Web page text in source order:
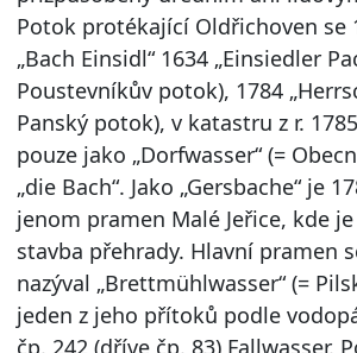
Potok protékající Oldřichoven se
„Bach Einsidl“ 1634 „Einsiedler
Poustevníkův potok), 1784
Panský potok), v katastru z r.
pouze jako „Dorfwasser“ (=
„die Bach“. Jako „Gersbache“ je
jenom pramen Malé Jeřice, kde
stavba přehrady. Hlavní pramen
nazýval „Brettmühlwasser“ (=
jeden z jeho přítoků podle
čp. 242 (dříve čp. 83) Fallwasser.